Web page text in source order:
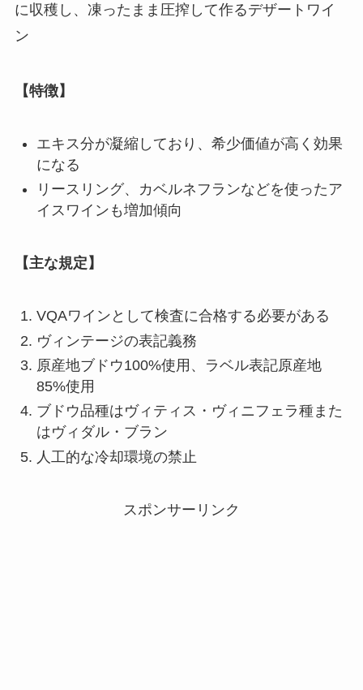
に収穫し、凍ったまま圧搾して作るデザートワイ
ン
【特徴】
エキス分が凝縮しており、希少価値が高く効果
になる
リースリング、カベルネフランなどを使ったア
イスワインも増加傾向
【主な規定】
VQAワインとして検査に合格する必要がある
ヴィンテージの表記義務
原産地ブドウ100%使用、ラベル表記原産地
85%使用
ブドウ品種はヴィティス・ヴィニフェラ種また
はヴィダル・ブラン
人工的な冷却環境の禁止
スポンサーリンク